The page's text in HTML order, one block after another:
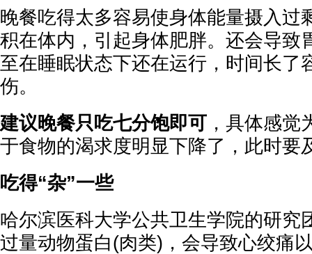
晚餐吃得太多容易使身体能量摄入过
积在体内，引起身体肥胖。还会导致
至在睡眠状态下还在运行，时间长了
伤。
建议晚餐只吃七分饱即可 ，具体感觉
于食物的渴求度明显下降了，此时要
吃得“杂”一些
哈尔滨医科大学公共卫生学院的研究
过量动物蛋白(肉类)，会导致心绞痛